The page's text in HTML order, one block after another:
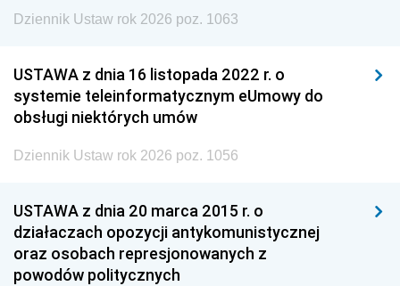
Dziennik Ustaw rok 2026 poz. 1063
USTAWA z dnia 16 listopada 2022 r. o
systemie teleinformatycznym eUmowy do
obsługi niektórych umów
Dziennik Ustaw rok 2026 poz. 1056
USTAWA z dnia 20 marca 2015 r. o
działaczach opozycji antykomunistycznej
oraz osobach represjonowanych z
powodów politycznych